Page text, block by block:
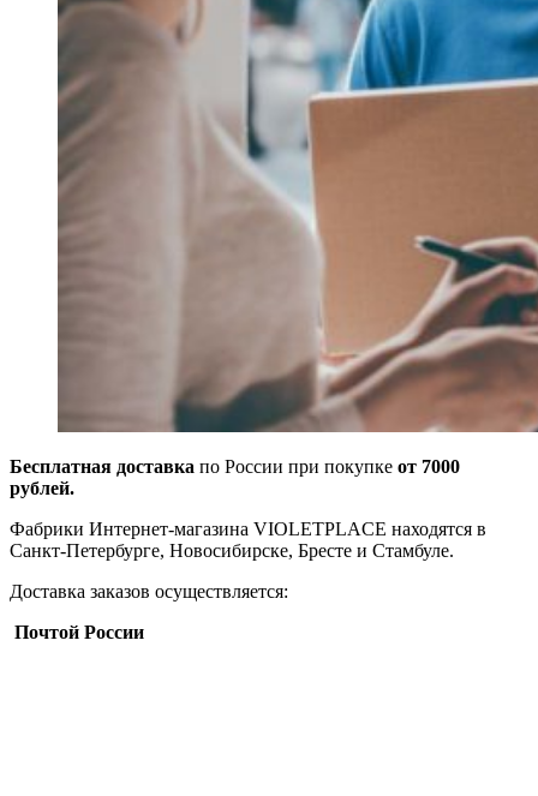
Бесплатная доставка по России при покупке от 7000
рублей.
Фабрики Интернет-магазина VIOLETPLACE находятся в
Санкт-Петербурге, Новосибирске, Бресте и Стамбуле.
Доставка заказов осуществляется:
Почтой России